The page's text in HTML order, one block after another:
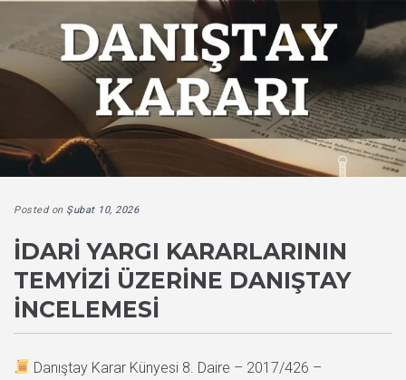
Posted on Şubat 10, 2026
İDARI YARGI KARARLARININ
TEMYIZI ÜZERINE DANIŞTAY
İNCELEMESI
Danıştay Karar Künyesi 8. Daire – 2017/426 –